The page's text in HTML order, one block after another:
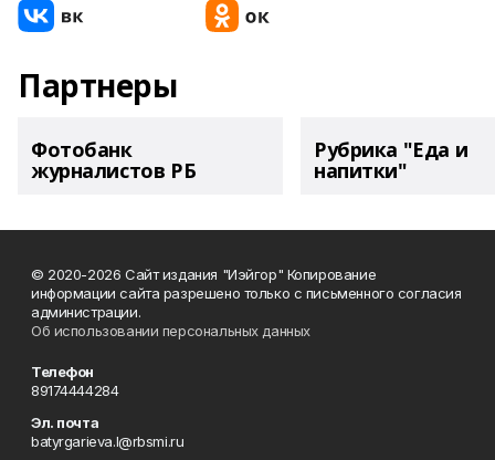
Партнеры
Фотобанк
журналистов РБ
Рубрика "Еда и
напитки"
© 2020-2026 Сайт издания "Иэйгор" Копирование
информации сайта разрешено только с письменного согласия
администрации.
Об использовании персональных данных
Телефон
89174444284
Эл. почта
batyrgarieva.l@rbsmi.ru